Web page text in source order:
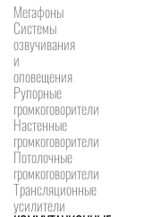
Мегафоны
Системы
озвучивания
и
оповещения
Рупорные
громкоговорители
Настенные
громкоговорители
Потолочные
громкоговорители
Трансляционные
усилители